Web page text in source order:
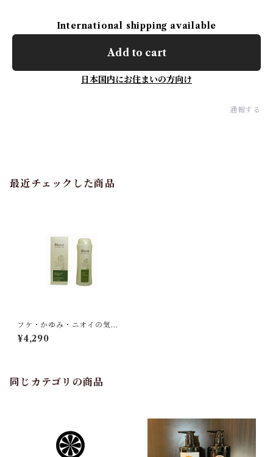
International shipping available
Add to cart
日本国内にお住まいの方向け
通報する
最近チェックした商品
フケ・かゆみ・ニオイの気に
なる方用シャンプー
¥4,290
同じカテゴリの商品